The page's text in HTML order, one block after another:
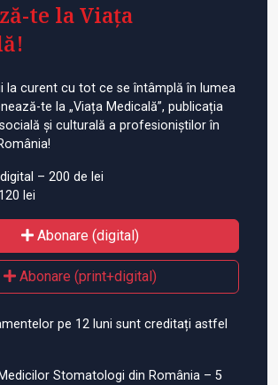
te la Viața
la curent cu tot ce se întâmplă în lumea
te la „Viața Medicală”, publicația
și culturală a profesioniștilor în
– 200 de lei
lei
Abonare (digital)
Abonare (print+digital)
pe 12 luni sunt creditați astfel
Stomatologi din România – 5